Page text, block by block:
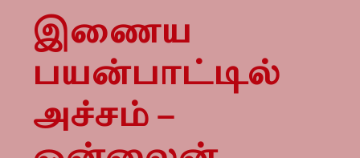
இணைய
பயன்பாட்டில்
அச்சம் –